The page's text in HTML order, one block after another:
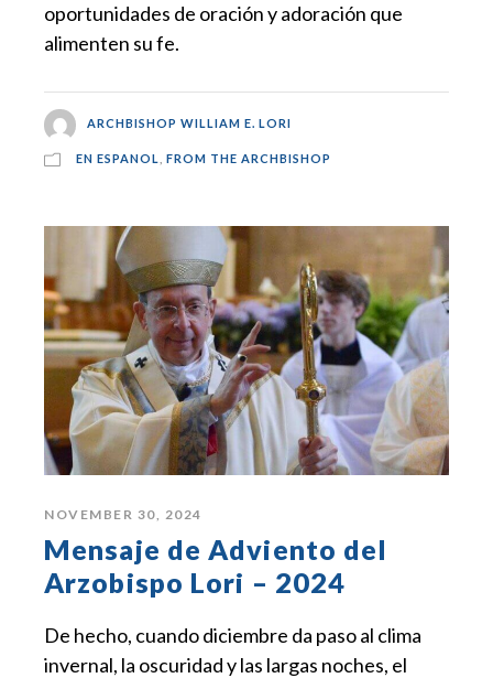
oportunidades de oración y adoración que
alimenten su fe.
ARCHBISHOP WILLIAM E. LORI
EN ESPANOL FROM THE ARCHBISHOP
NOVEMBER 30, 2024
Mensaje de Adviento del
Arzobispo Lori – 2024
De hecho, cuando diciembre da paso al clima
invernal, la oscuridad y las largas noches, el